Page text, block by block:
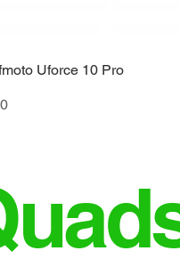
Uforce 10 Pro